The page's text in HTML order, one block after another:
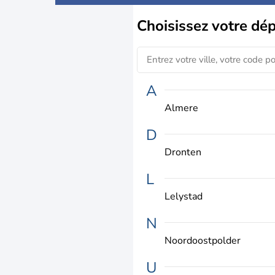
Choisissezvotre
A
Almere
D
Dronten
L
Lelystad
N
Noordoostpolder
U